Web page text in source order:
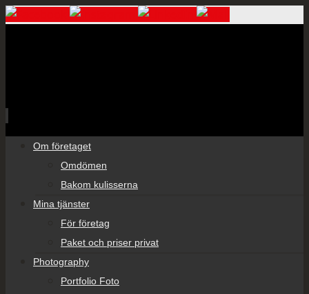
Om företaget
Omdömen
Bakom kulisserna
Mina tjänster
För företag
Paket och priser privat
Photography
Portfolio Foto